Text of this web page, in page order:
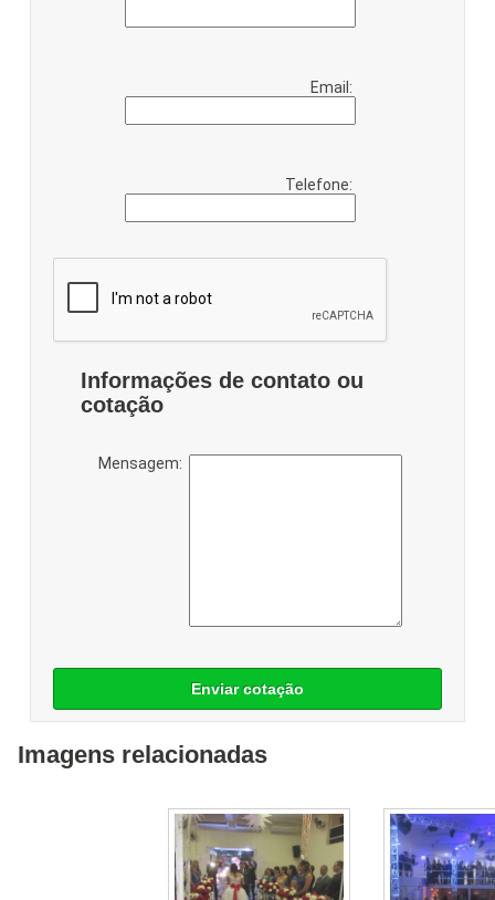
Email:
Telefone:
Informações de contato ou
cotação
Mensagem:
Enviar cotação
Imagens relacionadas